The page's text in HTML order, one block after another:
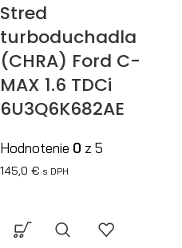
Stred
turboduchadla
(CHRA) Ford C-
MAX 1.6 TDCi
6U3Q6K682AE
Hodnotenie 0 z 5
145,0 € s DPH